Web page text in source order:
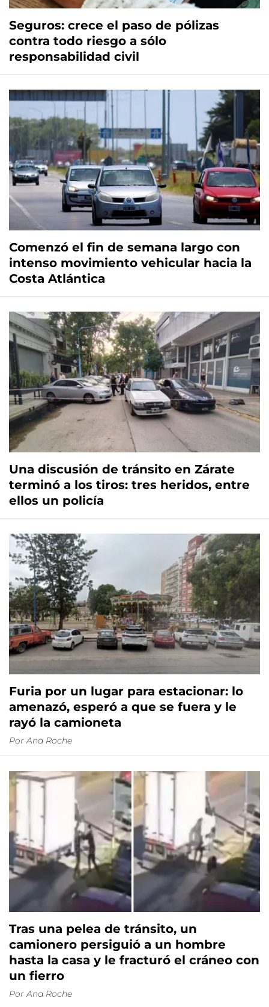
Seguros: crece el paso de pólizas
contra todo riesgo a sólo
responsabilidad civil
Comenzó el fin de semana largo con
intenso movimiento vehicular hacia la
Costa Atlántica
Una discusión de tránsito en Zárate
terminó a los tiros: tres heridos, entre
ellos un policía
Furia por un lugar para estacionar: lo
amenazó, esperó a que se fuera y le
rayó la camioneta
Por Ana Roche
Tras una pelea de tránsito, un
camionero persiguió a un hombre
hasta la casa y le fracturó el cráneo con
un fierro
Por Ana Roche